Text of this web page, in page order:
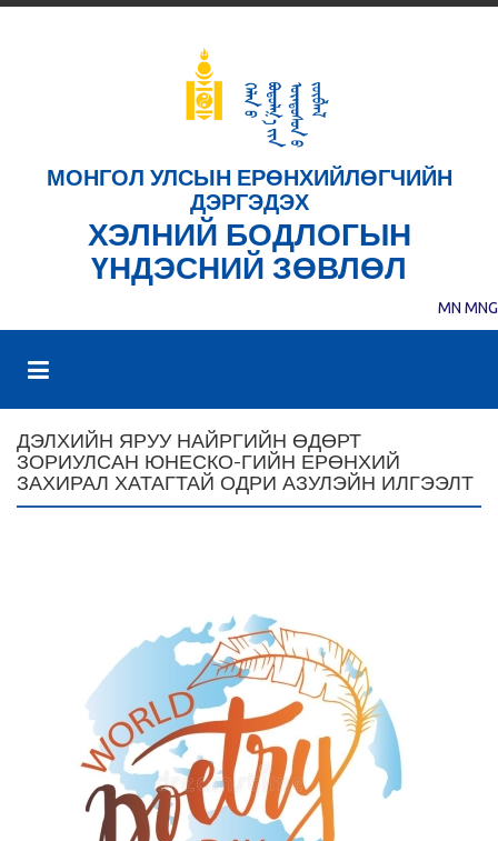
МОНГОЛ УЛСЫН ЕРӨНХИЙЛӨГЧИЙН
ДЭРГЭДЭХ
ХЭЛНИЙ БОДЛОГЫН
ҮНДЭСНИЙ ЗӨВЛӨЛ
MN MNG
ДЭЛХИЙН ЯРУУ НАЙРГИЙН ӨДӨРТ
ЗОРИУЛСАН ЮНЕСКО-ГИЙН ЕРӨНХИЙ
ЗАХИРАЛ ХАТАГТАЙ ОДРИ АЗУЛЭЙН ИЛГЭЭЛТ